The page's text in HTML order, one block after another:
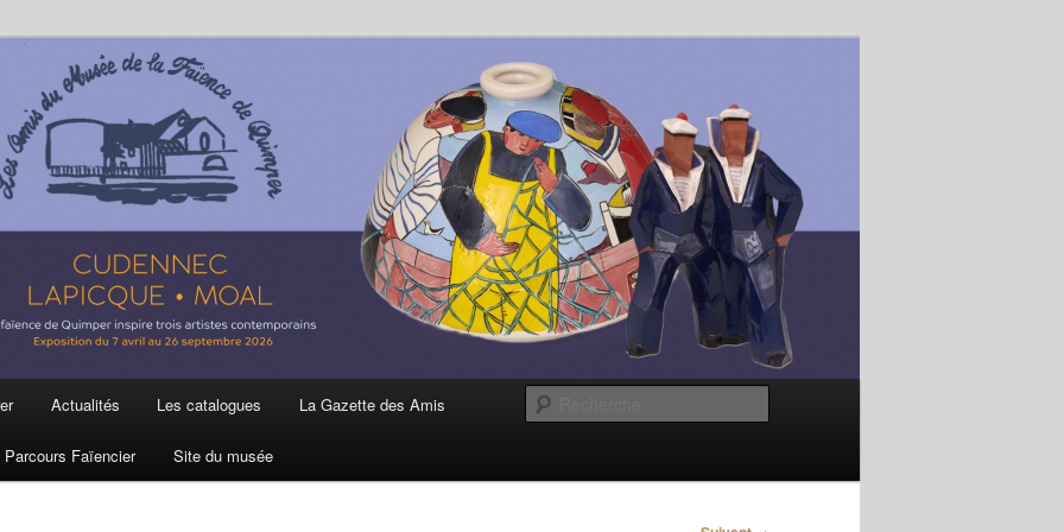
et de la Faïence de Quimper
Actualités Les catalogues La Gazette des Amis
Parcours Faïencier Site du musée